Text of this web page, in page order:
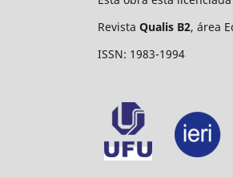
Revista Qualis B2, área
ISSN: 1983-1994